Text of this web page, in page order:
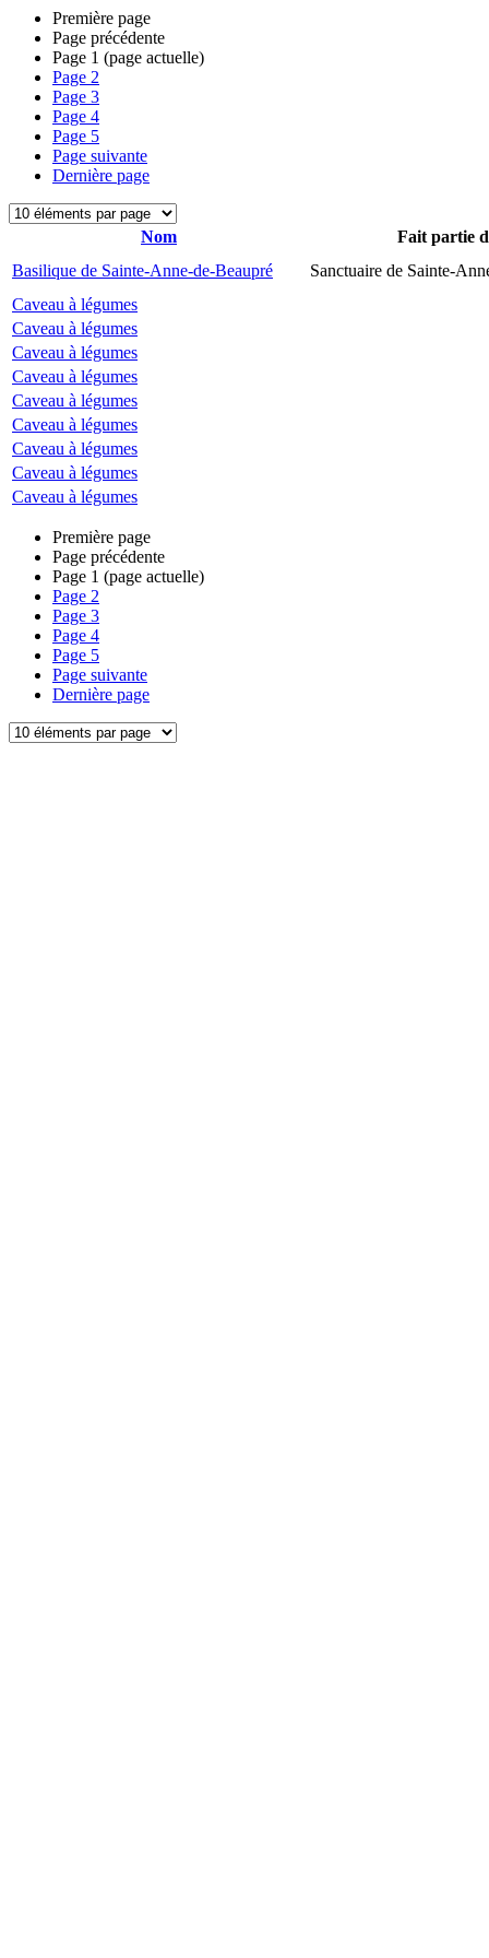
Première page
Page précédente
Page 1 (page actuelle)
Page 2
Page 3
Page 4
Page 5
Page suivante
Dernière page
Nom
Fait partie
Basilique de Sainte-Anne-de-Beaupré
Sanctuaire de Sainte-
Caveau à légumes
Caveau à légumes
Caveau à légumes
Caveau à légumes
Caveau à légumes
Caveau à légumes
Caveau à légumes
Caveau à légumes
Caveau à légumes
Première page
Page précédente
Page 1 (page actuelle)
Page 2
Page 3
Page 4
Page 5
Page suivante
Dernière page